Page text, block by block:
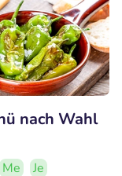
nach Wahl
Me
Je